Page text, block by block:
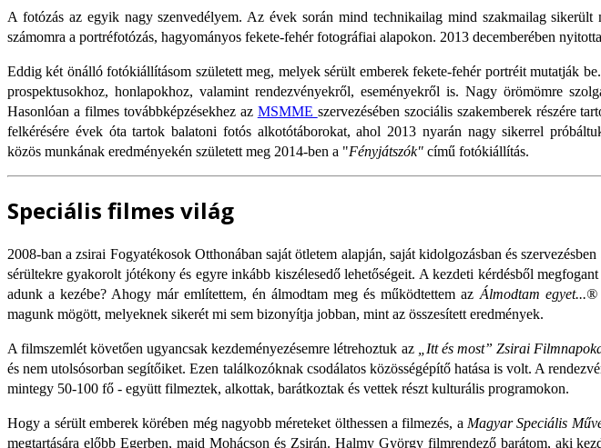
A fotózás az egyik nagy szenvedélyem. Az évek során mind technikailag mind szakmailag
számomra a portréfotózás, hagyományos fekete-fehér fotográfiai alapokon. 2013 decemberében
Eddig két önálló fotókiállításom született meg, melyek sérült emberek fekete-fehér portréit mutatják
prospektusokhoz, honlapokhoz, valamint rendezvényekről, eseményekről is. Nagy örömömre
Hasonlóan a filmes továbbképzésekhez az MSMME szervezésében szociális szakemberek részére
felkérésére évek óta tartok balatoni fotós alkotótáborokat, ahol 2013 nyarán nagy sikerrel
közös munkának eredményekén született meg 2014-ben a "Fényjátszók" című fotókiállítás.
Speciális filmes világ
2008-ban a zsirai Fogyatékosok Otthonában saját ötletem alapján, saját kidolgozásban és
sérültekre gyakorolt jótékony és egyre inkább kiszélesedő lehetőségeit. A kezdeti kérdésből
adunk a kezébe? Ahogy már említettem, én álmodtam meg és működtettem az Álmodtam
magunk mögött, melyeknek sikerét mi sem bizonyítja jobban, mint az összesített eredmények.
A filmszemlét követően ugyancsak kezdeményezésemre létrehoztuk az „Itt és most” Zsirai
és nem utolsósorban segítőiket. Ezen találkozóknak csodálatos közösségépítő hatása is volt. A
mintegy 50-100 fő - együtt filmeztek, alkottak, barátkoztak és vettek részt kulturális programokon.
Hogy a sérült emberek körében még nagyobb méreteket ölthessen a filmezés, a Magyar Speciális
megtartására előbb Egerben, majd Mohácson és Zsirán. Halmy György filmrendező barátom, aki